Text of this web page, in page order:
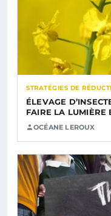
STRATÉGIES DE
ÉLEVAGE
FAIRE LA LUMIÈRE
OCÉANE LEROUX